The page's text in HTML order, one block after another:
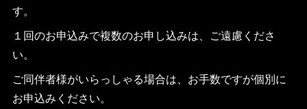
す。
１回のお申込みで複数のお申し込みは、ご遠慮くださ
い。
ご同伴者様がいらっしゃる場合は、お手数ですが個別に
お申込みください。